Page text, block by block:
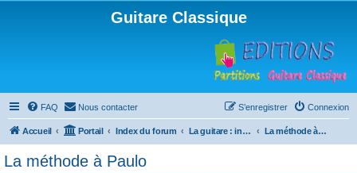
Guitare Classique
FAQ Nous contacter Connexion
S’enregistrer
Accueil Portail Index du forum La guitare : instrument, cours et théorie La méthode à Paulo
La méthode à Paulo